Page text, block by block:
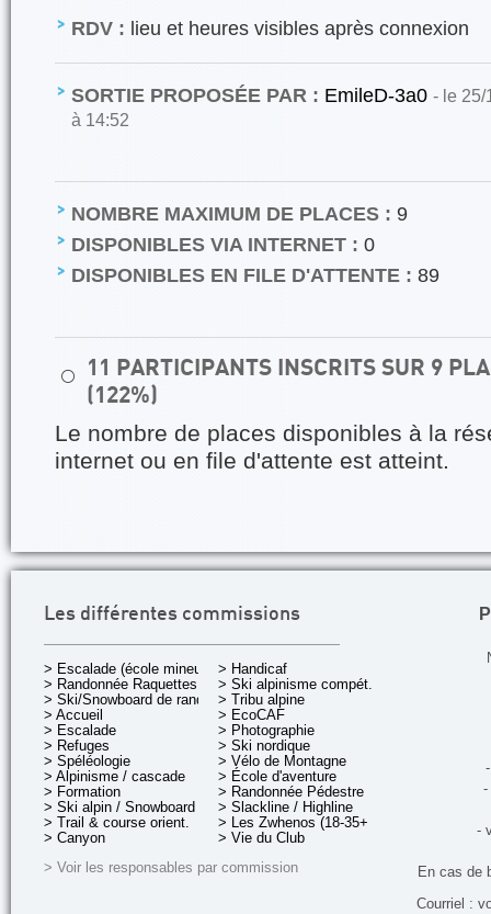
RDV : lieu et heures visibles après connexion
SORTIE PROPOSÉE PAR : EmileD-3a0 - le 25/
à 14:52
NOMBRE MAXIMUM DE PLACES : 9
DISPONIBLES VIA INTERNET : 0
DISPONIBLES EN FILE D'ATTENTE : 89
⚪
11 PARTICIPANTS INSCRITS SUR 9
(122%)
Le nombre de places disponibles à la
internet ou en file d'attente est atteint.
Les différentes commissions
> Escalade (école mineurs)
> Randonnée Raquettes
> Ski/Snowboard de rando.
> Accueil
> Escalade
> Refuges
> Spéléologie
> Alpinisme / cascade
> Formation
> Ski alpin / Snowboard
> Trail & course orient.
> Canyon
> Handicaf
> Ski alpinisme compét.
> Tribu alpine
> EcoCAF
> Photographie
> Ski nordique
> Vélo de Montagne
> École d'aventure
> Randonnée Pédestre
> Slackline / Highline
> Les Zwhenos (18-35+ ans)
> Vie du Club
> Voir les responsables par commission
-
-
En cas de
Courriel :